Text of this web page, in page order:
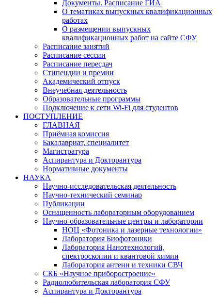
Документы. Расписание ГИА
О тематиках выпускных квалификационных
работах
О размещении выпускных
квалификационных работ на сайте СФУ
Расписание занятий
Расписание сессии
Расписание пересдач
Стипендии и премии
Академический отпуск
Внеучебная деятельность
Образовательные программы
Подключение к сети Wi-Fi для студентов
ПОСТУПЛЕНИЕ
ГЛАВНАЯ
Приёмная комиссия
Бакалавриат, специалитет
Магистратура
Аспирантура и Докторантура
Нормативные документы
НАУКА
Научно-исследовательская деятельность
Научно-технический семинар
Публикации
Оснащенность лабораторным оборудованием
Научно-образовательные центры и лаборатории
НОЦ «Фотоника и лазерные технологии»
Лаборатория Биофотоники
Лаборатория Нанотехнологий,
спектроскопии и квантовой химии
Лаборатория антенн и техники СВЧ
СКБ «Научное приборостроение»
Радиолюбительская лаборатория СФУ
Аспирантура и Докторантура